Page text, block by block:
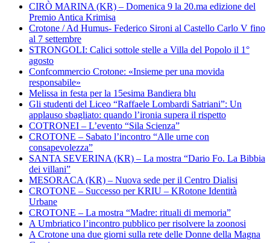
CIRÒ MARINA (KR) – Domenica 9 la 20.ma edizione del
Premio Antica Krimisa
Crotone / Ad Humus- Federico Sironi al Castello Carlo V fino
al 7 settembre
STRONGOLI: Calici sottole stelle a Villa del Popolo il 1°
agosto
Confcommercio Crotone: «Insieme per una movida
responsabile»
Melissa in festa per la 15esima Bandiera blu
Gli studenti del Liceo “Raffaele Lombardi Satriani”: Un
applauso sbagliato: quando l’ironia supera il rispetto
COTRONEI – L’evento “Sila Scienza”
CROTONE – Sabato l’incontro “Alle urne con
consapevolezza”
SANTA SEVERINA (KR) – La mostra “Dario Fo. La Bibbia
dei villani”
MESORACA (KR) – Nuova sede per il Centro Dialisi
CROTONE – Successo per KRIU – KRotone Identità
Urbane
CROTONE – La mostra “Madre: rituali di memoria”
A Umbriatico l’incontro pubblico per risolvere la zoonosi
A Crotone una due giorni sulla rete delle Donne della Magna